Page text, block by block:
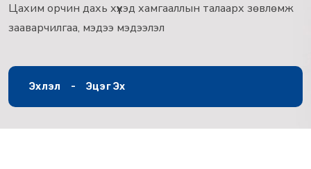
Цахим орчин дахь хүүхэд хамгааллын талаарх зөвлөмж
зааварчилгаа, мэдээ мэдээлэл
Эхлэл Эцэг Эх